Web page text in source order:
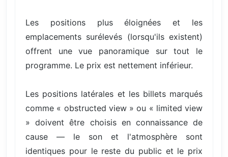
Les positions plus éloignées et les
emplacements surélevés (lorsqu'ils existent)
offrent une vue panoramique sur tout le
programme. Le prix est nettement inférieur.
Les positions latérales et les billets marqués
comme « obstructed view » ou « limited view
» doivent être choisis en connaissance de
cause — le son et l'atmosphère sont
identiques pour le reste du public et le prix